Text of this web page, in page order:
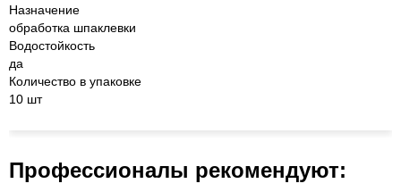
Назначение
обработка шпаклевки
Водостойкость
да
Количество в упаковке
10 шт
Профессионалы рекомендуют: